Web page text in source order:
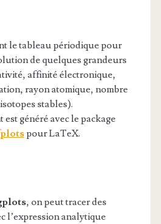
le tableau périodique pour
de quelques grandeurs
affinité électronique,
rayon atomique, nombre
stables).
est généré avec le package
pour LaTeX.
, on peut tracer des
l’expression analytique